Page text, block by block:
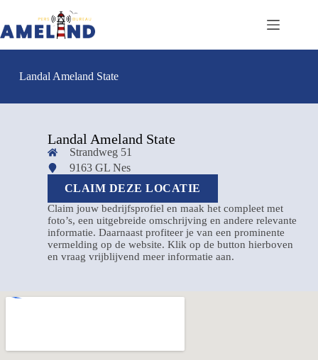
Landal Ameland State
Landal Ameland State
Strandweg 51
9163 GL Nes
CLAIM DEZE LOCATIE
Claim jouw bedrijfsprofiel en maak het compleet met
foto’s, een uitgebreide omschrijving en andere relevante
informatie. Daarnaast profiteer je van een prominente
vermelding op de website. Klik op de button hierboven
en vraag vrijblijvend meer informatie aan.